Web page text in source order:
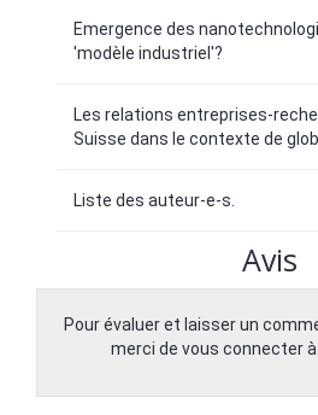
Emergence des
'modèle industriel'?
Les relations entreprises-
Suisse dans le contexte de
Liste des auteur-e-s.
Avis
Pour évaluer et laisser un
merci de vous connecter